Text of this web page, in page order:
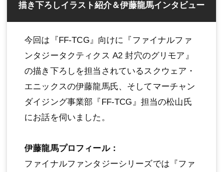
描き下ろしイラスト紹介＆伊藤龍馬インタビュー
今回は『FF-TCG』向けに『ファイナルファ
ンタジータクティクス A2 封穴のグリモア』
の描き下ろしを担当されているスクウェア・
エニックスの伊藤龍馬氏、そしてマーチャン
ダイジング事業部『FF-TCG』担当の松山氏
にお話を伺いました。
伊藤龍馬プロフィール：
ファイナルファンタジーシリーズでは『ファ